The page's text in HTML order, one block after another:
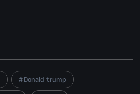
Donald trump